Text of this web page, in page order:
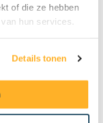
of die ze hebben
hun services.
Details tonen
kies
mijn